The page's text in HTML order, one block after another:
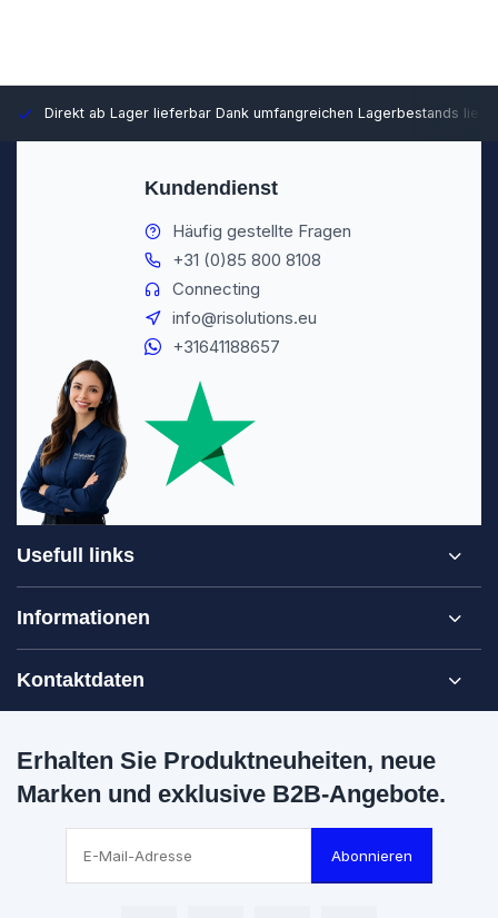
Direkt ab Lager lieferbar Dank umfangreichen Lagerbestands
Kundendienst
Häufig gestellte Fragen
+31 (0)85 800 8108
Connecting
info@risolutions.eu
+31641188657
Usefull links
Informationen
Kontaktdaten
Erhalten Sie Produktneuheiten, neue
Marken und exklusive B2B-Angebote.
Abonnieren